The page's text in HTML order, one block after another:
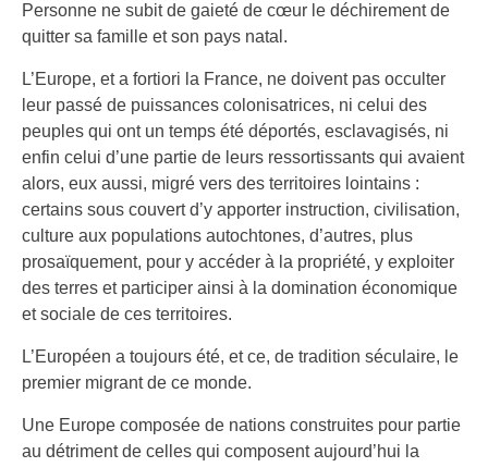
Personne ne subit de gaieté de cœur le déchirement de
quitter sa famille et son pays natal.
L’Europe, et a fortiori la France, ne doivent pas occulter
leur passé de puissances colonisatrices, ni celui des
peuples qui ont un temps été déportés, esclavagisés, ni
enfin celui d’une partie de leurs ressortissants qui avaient
alors, eux aussi, migré vers des territoires lointains :
certains sous couvert d’y apporter instruction, civilisation,
culture aux populations autochtones, d’autres, plus
prosaïquement, pour y accéder à la propriété, y exploiter
des terres et participer ainsi à la domination économique
et sociale de ces territoires.
L’Européen a toujours été, et ce, de tradition séculaire, le
premier migrant de ce monde.
Une Europe composée de nations construites pour partie
au détriment de celles qui composent aujourd’hui la